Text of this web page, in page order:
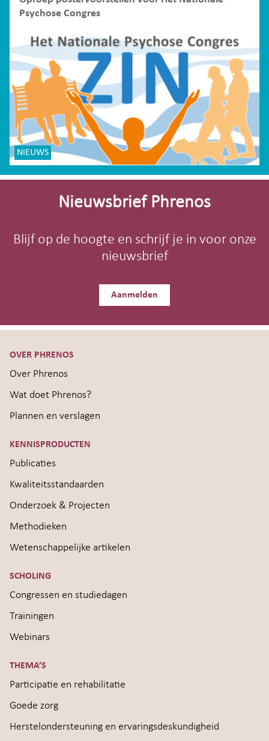
Psychose Congres
NIEUWS
Site-
Nieuwsbrief Phrenos
Blijf op de hoogte en schrijf je in voor onze
nieuwsbrief
Aanmelden
OVER PHRENOS
Over Phrenos
Wat doet Phrenos?
Plannen en verslagen
KENNISPRODUCTEN
Publicaties
Kwaliteitsstandaarden
Onderzoek & Projecten
Methodieken
Wetenschappelijke artikelen
SCHOLING
Congressen en studiedagen
Trainingen
Webinars
THEMA’S
Participatie en rehabilitatie
Goede zorg
Herstelondersteuning en ervaringsdeskundigheid